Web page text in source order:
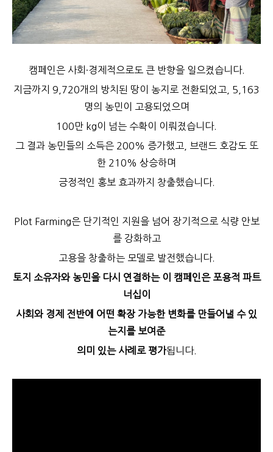
캠페인은 사회·경제적으로도 큰 반향을 일으켰습니다.
지금까지 9,720개의 방치된 땅이 농지로 전환되었고, 5,163
명의 농민이 고용되었으며
100만 kg이 넘는 수확이 이뤄졌습니다.
그 결과 농민들의 소득은 200% 증가했고, 브랜드 호감도 또
한 210% 상승하며
긍정적인 홍보 효과까지 창출했습니다.
Plot Farming은 단기적인 지원을 넘어 장기적으로 식량 안보
를 강화하고
고용을 창출하는 모델로 발전했습니다.
토지 소유자와 농민을 다시 연결하는 이 캠페인은 포용적 파트
너십이
사회와 경제 전반에 어떤 확장 가능한 변화를 만들어낼 수 있
는지를 보여준
의미 있는 사례로 평가됩니다.